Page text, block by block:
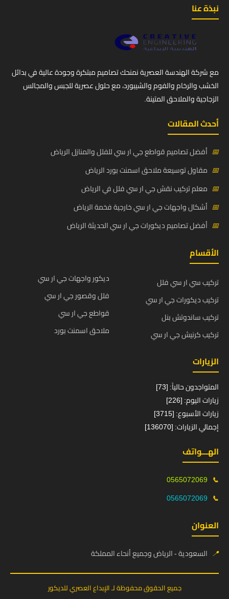
نبذة عنا
مع شركة الهندسة العصرية نمنحك تصاميم مبتكرة وجودة عالية في بدائل
الخشب والرخام والفوم والشيبورد، مع حلول عصرية للجبس والمجالس
الزجاجية والملاحق المتينة.
أحدث المقالات
📅 أفضل تصاميم قواطع جي ار سي للفلل والمنازل الرياض
📅 مقاول توسيعة ملاحق اسمنت بورد الرياض
📅 معلم تركيب نقش جي ار سي فلل في الرياض
📅 أشكال واجهات جي ار سي خارجية فخمة الرياض
📅 أفضل تصاميم ديكورات جي ار سي الحديثة الرياض
الأقسام
تركيب سي ار سي فلل
تركيب ديكورات جي ار سي
تركيب ساندوتش بنل
تركيب كرنيش جي ار سي
ديكور واجهات جي ار سي
فلل وقصور جي ار سي
قواطع جي ار سي
ملاحق اسمنت بورد
الزيارات
المتواجدون حالياً: [73]
زيارات اليوم: [226]
زيارات الأسبوع: [3715]
إجمالي الزيارات: [136070]
الهـــواتف
📞
0565072069
📞
0565072069
العنوان
📍 السعودية - الرياض وجميع أنحاء المملكة
جميع الحقوق محفوظة لـ الإبداع العصري للديكور